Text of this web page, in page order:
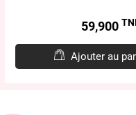
Prix59,900
Ajouter au